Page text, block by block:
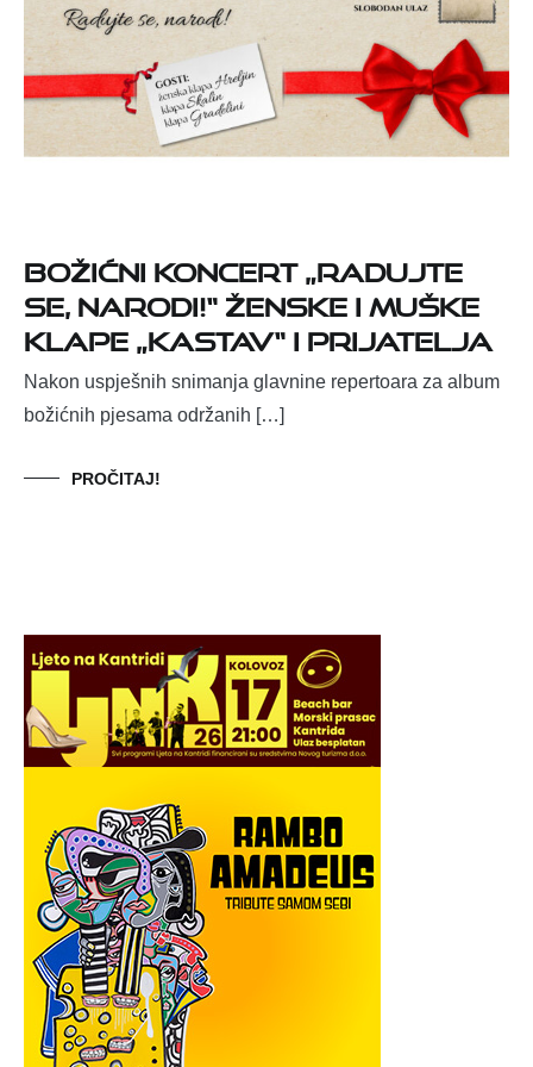
BOŽIĆNI KONCERT „RADUJTE
SE, NARODI!“ ŽENSKE I MUŠKE
KLAPE „KASTAV“ I PRIJATELJA
Nakon uspješnih snimanja glavnine repertoara za album
božićnih pjesama održanih […]
PROČITAJ!